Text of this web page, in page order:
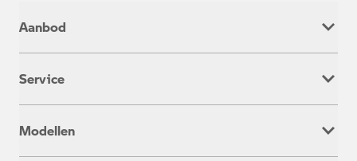
Aanbod
Occasion
Service
Onderhoud & Reparatie
Service inclusive
Modellen